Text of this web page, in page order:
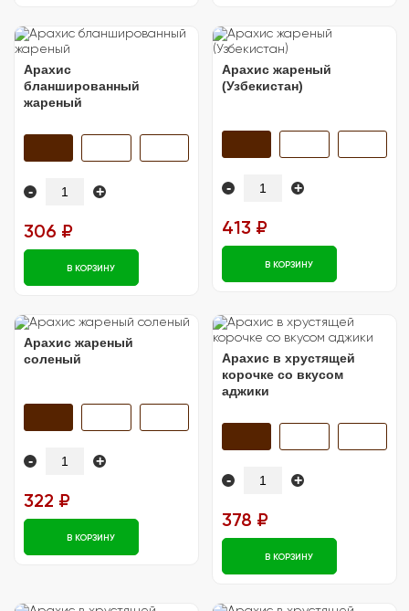
Арахис
бланшированный
жареный
- +
306 ₽
В КОРЗИНУ
Арахис жареный
(Узбекистан)
- +
413 ₽
В КОРЗИНУ
Арахис жареный
соленый
- +
322 ₽
В КОРЗИНУ
Арахис в хрустящей
корочке со вкусом
аджики
- +
378 ₽
В КОРЗИНУ